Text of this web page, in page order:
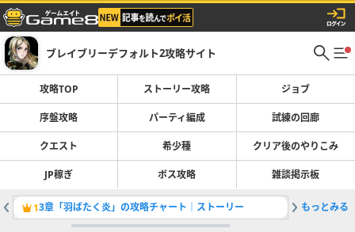
ブレイブリーデフォルト2攻略サイト
攻略TOP ストーリー攻略 ジョブ
序盤攻略 パーティ編成 試練の回廊
クエスト 希少種 クリア後のやりこみ
JP稼ぎ ボス攻略 雑談掲示板
13章「羽ばたく炎」の攻略チャート｜ストーリー 2JP稼ぎ
もっとみる